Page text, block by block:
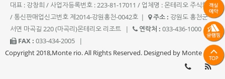
대표 : 강창희 / 사업자등록번호 : 223-81-17011 / 업체명 : 몬테리오 주식회사
/ 통신판매업신고번호 제2014-강원홍천-0042호 | 주소 : 강원도 홍천군
서면 마곡길 220 (마곡리)몬테리오 리조트
| 연락처 : 033-436-1000
|
FAX : 033-434-2005
|
Copyright 2018,Monte rio. All Rights Reserved. Designed by Monte rio.